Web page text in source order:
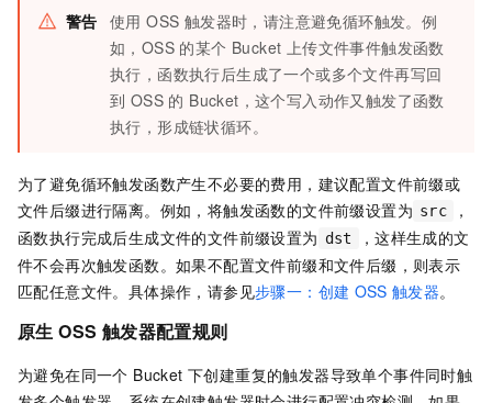
警告 使用 OSS 触发器时，请注意避免循环触发。例
如，OSS 的某个 Bucket 上传文件事件触发函数
执行，函数执行后生成了一个或多个文件再写回
到 OSS 的 Bucket，这个写入动作又触发了函数
执行，形成链状循环。
为了避免循环触发函数产生不必要的费用，建议配置文件前缀或
文件后缀进行隔离。例如，将触发函数的文件前缀设置为 src
，
函数执行完成后生成文件的文件前缀设置为 dst
，这样生成的文
件不会再次触发函数。如果不配置文件前缀和文件后缀，则表示
匹配任意文件。具体操作，请参见步骤一：创建 OSS 触发器。
原生 OSS 触发器配置规则
为避免在同一个 Bucket 下创建重复的触发器导致单个事件同时触